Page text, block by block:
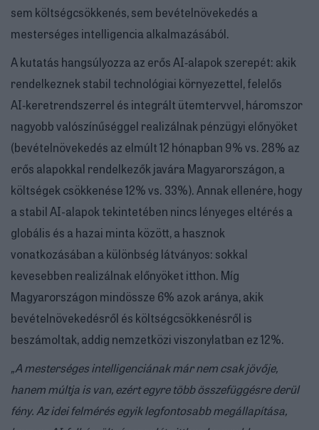
sem költségcsökkenés, sem bevételnövekedés a
mesterséges intelligencia alkalmazásából.
A kutatás hangsúlyozza az erős AI‑alapok szerepét: akik
rendelkeznek stabil technológiai környezettel, felelős
AI‑keretrendszerrel és integrált ütemtervvel, háromszor
nagyobb valószínűséggel realizálnak pénzügyi előnyöket
(bevételnövekedés az elmúlt 12 hónapban 9% vs. 28% az
erős alapokkal rendelkezők javára Magyarországon, a
költségek csökkenése 12% vs. 33%). Annak ellenére, hogy
a stabil AI-alapok tekintetében nincs lényeges eltérés a
globális és a hazai minta között, a hasznok
vonatkozásában a különbség látványos: sokkal
kevesebben realizálnak előnyöket itthon. Míg
Magyarországon mindössze 6% azok aránya, akik
bevételnövekedésről és költségcsökkenésről is
beszámoltak, addig nemzetközi viszonylatban ez 12%.
„A mesterséges intelligenciának már nem csak jövője,
hanem múltja is van, ezért egyre több összefüggésre derül
fény. Az idei felmérés egyik legfontosabb megállapítása,